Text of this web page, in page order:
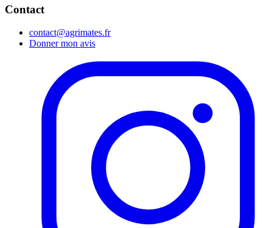
Contact
contact@agrimates.fr
Donner mon avis